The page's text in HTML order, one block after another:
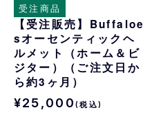
受注商品
【受注販売】Buffaloe
sオーセンティックヘ
ルメット（ホーム＆ビ
ジター）（ご注文日か
ら約3ヶ月）
¥25,000(税込)